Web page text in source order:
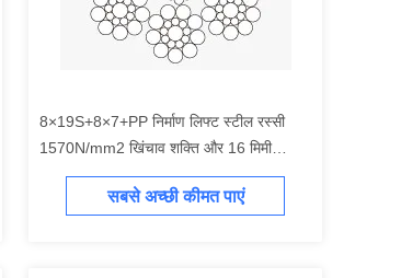
8×19S+8×7+PP निर्माण लिफ्ट स्टील रस्सी
1570N/mm2 खिंचाव शक्ति और 16 मिमी
नाममात्र व्यास के साथ
सबसे अच्छी कीमत पाएं